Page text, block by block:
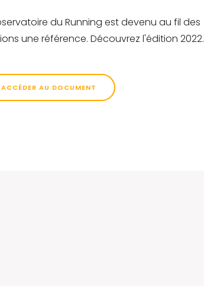
du Running est devenu au fil des
une référence. Découvrez l'édition 2022.
ACCÉDER AU DOCUMENT